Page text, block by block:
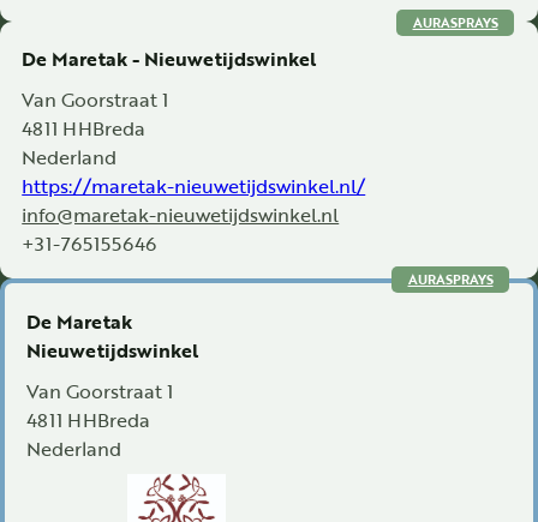
De Maretak - Nieuwetijdswinkel
Van Goorstraat 1
4811 HHBreda
Nederland
https://maretak-nieuwetijdswinkel.nl/
info@maretak-nieuwetijdswinkel.nl
+31-765155646
AURASPRAYS
De Maretak
Nieuwetijdswinkel
Van Goorstraat 1
4811 HHBreda
Nederland
AURASPRAYS